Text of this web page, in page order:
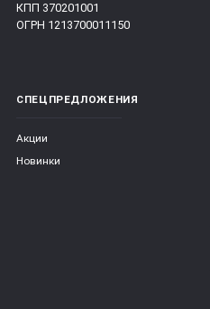
КПП 370201001
ОГРН 1213700011150
СПЕЦПРЕДЛОЖЕНИЯ
Акции
Новинки